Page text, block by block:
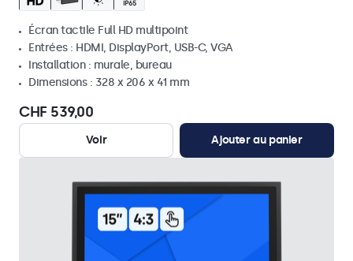
Écran tactile Full HD multipoint
Entrées : HDMI, DisplayPort, USB-C, VGA
Installation : murale, bureau
Dimensions : 328 x 206 x 41 mm
CHF 539,00
Voir Ajouter au panier